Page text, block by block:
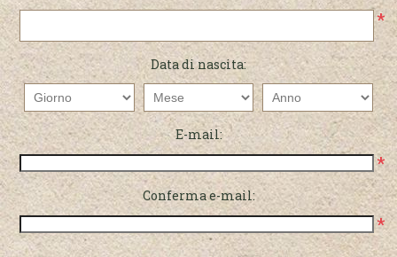
*
Data di nascita:
E-mail:
*
Conferma e-mail:
*